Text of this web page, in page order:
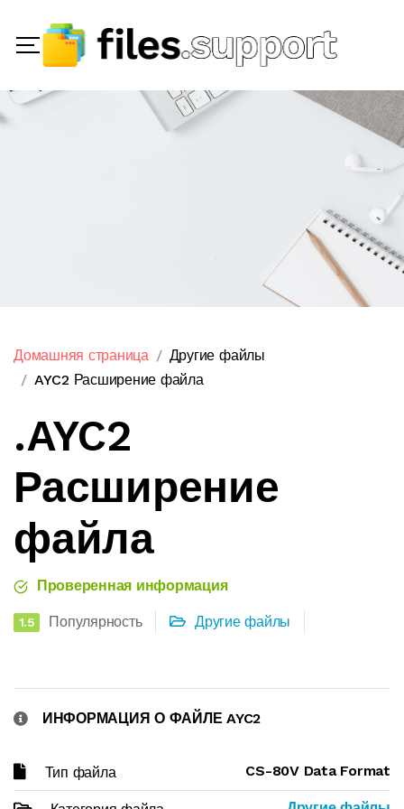
Домашняя страница
Другие файлы
AYC2 Расширение файла
.AYC2
Расширение
файла
Проверенная информация
1.5 Популярность Другие файлы
ИНФОРМАЦИЯ О ФАЙЛЕ AYC2
Тип файла CS-80V Data Format